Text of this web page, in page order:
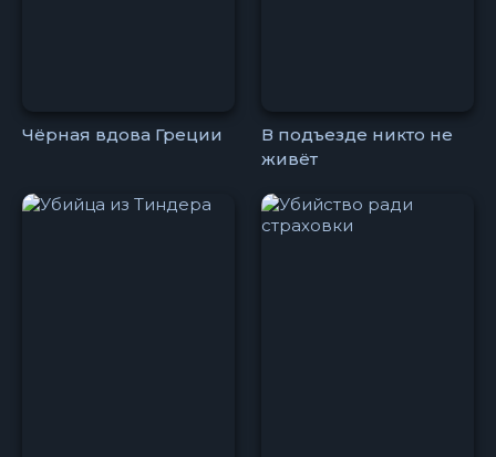
Чёрная вдова Греции
В подъезде никто не
живёт